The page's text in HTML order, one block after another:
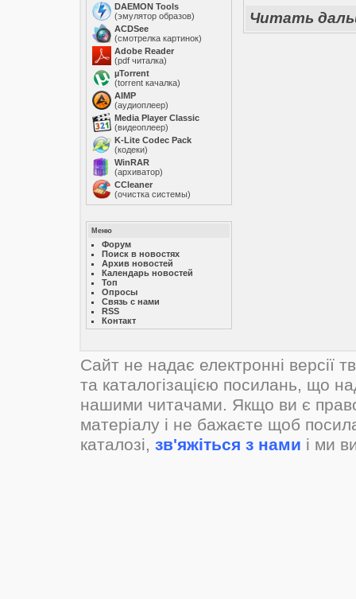
DAEMON Tools
(эмулятор образов)
ACDSee
(смотрелка картинок)
Adobe Reader
(pdf читалка)
µTorrent
(torrent качалка)
AIMP
(аудиоплеер)
Media Player Classic
(видеоплеер)
K-Lite Codec Pack
(кодеки)
WinRAR
(архиватор)
ССleaner
(очистка системы)
Меню
Форум
Поиск в новостях
Архив новостей
Календарь новостей
Топ
Опросы
Связь с нами
RSS
Контакт
Читать
Сайт не надає електронні версії
та каталогізацією посилань, що
нашими читачами. Якщо ви є
матеріалу і не бажаєте щоб
каталозі, зв'яжіться з нами і ми